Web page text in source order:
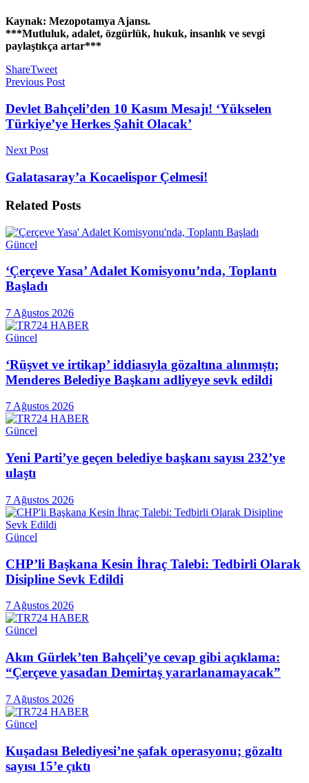
Kaynak: Mezopotamya Ajansı.
***Mutluluk, adalet, özgürlük, hukuk, insanlık ve sevgi
paylaştıkça artar***
ShareTweet
Previous Post
Devlet Bahçeli’den 10 Kasım Mesajı! ‘Yükselen
Türkiye’ye Herkes Şahit Olacak’
Next Post
Galatasaray’a Kocaelispor Çelmesi!
Related Posts
Güncel
‘Çerçeve Yasa’ Adalet Komisyonu’nda, Toplantı
Başladı
7 Ağustos 2026
Güncel
‘Rüşvet ve irtikap’ iddiasıyla gözaltına alınmıştı;
Menderes Belediye Başkanı adliyeye sevk edildi
7 Ağustos 2026
Güncel
Yeni Parti’ye geçen belediye başkanı sayısı 232’ye
ulaştı
7 Ağustos 2026
Güncel
CHP’li Başkana Kesin İhraç Talebi: Tedbirli Olarak
Disipline Sevk Edildi
7 Ağustos 2026
Güncel
Akın Gürlek’ten Bahçeli’ye cevap gibi açıklama:
“Çerçeve yasadan Demirtaş yararlanamayacak”
7 Ağustos 2026
Güncel
Kuşadası Belediyesi’ne şafak operasyonu; gözaltı
sayısı 15’e çıktı